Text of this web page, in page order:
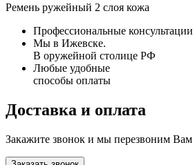
Ремень ружейный 2 слоя кожа
Профессиональные консультации
Мы в Ижевске.
В оружейной столице РФ
Любые удобные
способы оплаты
Доставка и оплата
Закажите звонок и мы перезвоним Вам